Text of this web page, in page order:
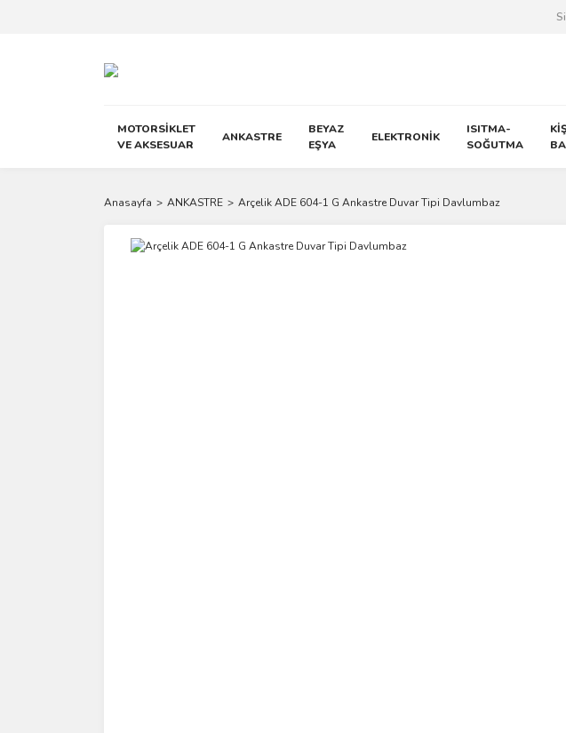
MOTORSİKLET
VE AKSESUAR
ANKASTRE
BEYAZ
EŞYA
ELEKTRONİK
ISITMA-
SOĞUTMA
Anasayfa ANKASTRE Arçelik ADE 604-1 G Ankastre Duvar Tipi Davlumbaz